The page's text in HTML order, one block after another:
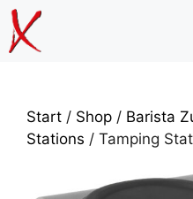
Zum
Inhalt
springen
Start / Shop / Barista
Stations / Tamping